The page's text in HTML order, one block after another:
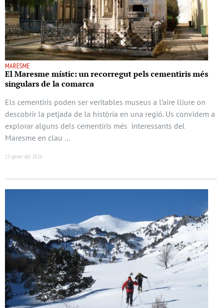
MARESME
El Maresme místic: un recorregut pels cementiris més
singulars de la comarca
Els cementiris poden ser veritables museus a l’aire lliure on
descobrir la petjada de la història en una regió. Us convidem a
explorar alguns dels cementiris més interessants del
Maresme en clau …
13 gener del 2026